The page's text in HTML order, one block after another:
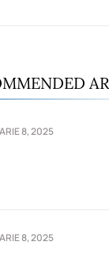
8, 2025
8, 2025